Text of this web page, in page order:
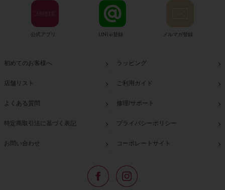
公式アプリ LINE@登録 メルマガ登録
初めてのお客様へ ラッピング
店舗リスト ご利用ガイド
よくある質問 修理/サポート
特定商取引法に基づく表記 プライバシーポリシー
お問い合わせ コーポレートサイト